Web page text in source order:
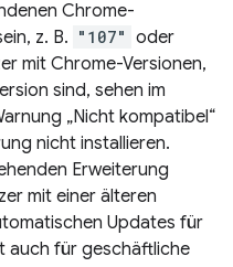
Chrome-
z. B. "107" oder
mit Chrome-Versionen,
sind, sehen im
„Nicht kompatibel“
nicht installieren.
Erweiterung
mit einer älteren
Updates für
auch für geschäftliche